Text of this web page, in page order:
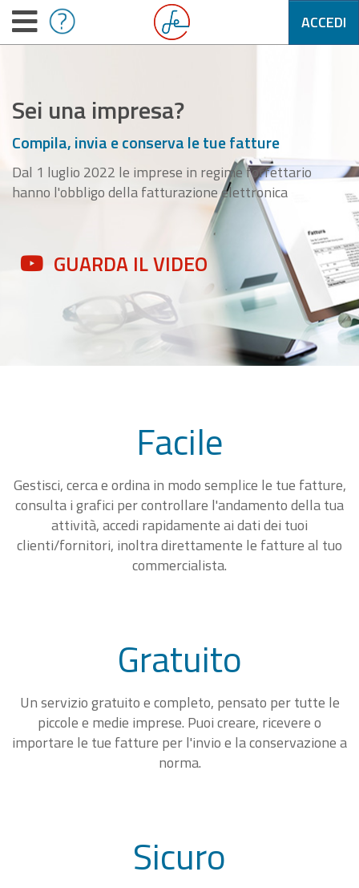
ACCEDI
Sei una impresa?
Compila, invia e conserva le tue fatture
Dal 1 luglio 2022 le imprese in regime forfettario
hanno l'obbligo della fatturazione elettronica
GUARDA IL VIDEO
Facile
Gestisci, cerca e ordina in modo semplice le tue fatture,
consulta i grafici per controllare l'andamento della tua
attività, accedi rapidamente ai dati dei tuoi
clienti/fornitori, inoltra direttamente le fatture al tuo
commercialista.
Gratuito
Un servizio gratuito e completo, pensato per tutte le
piccole e medie imprese. Puoi creare, ricevere o
importare le tue fatture per l'invio e la conservazione a
norma.
Sicuro